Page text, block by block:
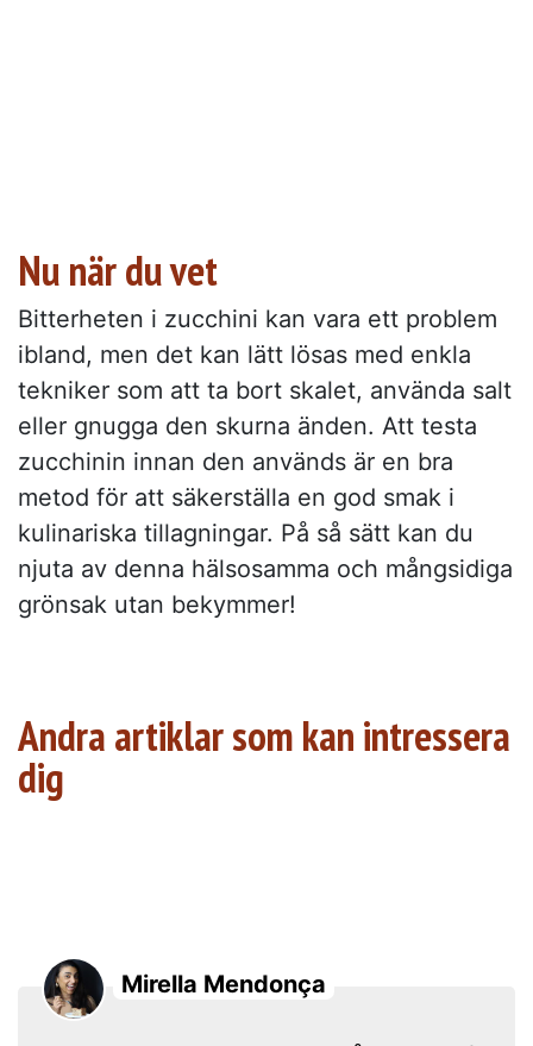
Nu när du vet
Bitterheten i zucchini kan vara ett problem
ibland, men det kan lätt lösas med enkla
tekniker som att ta bort skalet, använda salt
eller gnugga den skurna änden. Att testa
zucchinin innan den används är en bra
metod för att säkerställa en god smak i
kulinariska tillagningar. På så sätt kan du
njuta av denna hälsosamma och mångsidiga
grönsak utan bekymmer!
Andra artiklar som kan intressera
dig
Mirella Mendonça